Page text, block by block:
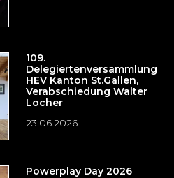
109.
Delegiertenversammlung
HEV Kanton St.Gallen,
Verabschiedung Walter
Locher
23.06.2026
Powerplay Day 2026